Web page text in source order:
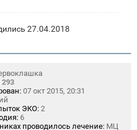
27.04.2018
293
07 окт 2015, 20:31
ЭКО: 2
6
проводилось лечение: МЦ